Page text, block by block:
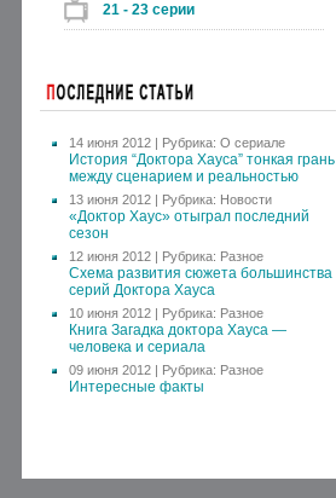
21 - 23 серии
14 июня 2012 | Рубрика: О сериале
История “Доктора Хауса” тонкая грань
между сценарием и реальностью
13 июня 2012 | Рубрика: Новости
«Доктор Хаус» отыграл последний
сезон
12 июня 2012 | Рубрика: Разное
Схема развития сюжета большинства
серий Доктора Хауса
10 июня 2012 | Рубрика: Разное
Книга Загадка доктора Хауса —
человека и сериала
09 июня 2012 | Рубрика: Разное
Интересные факты